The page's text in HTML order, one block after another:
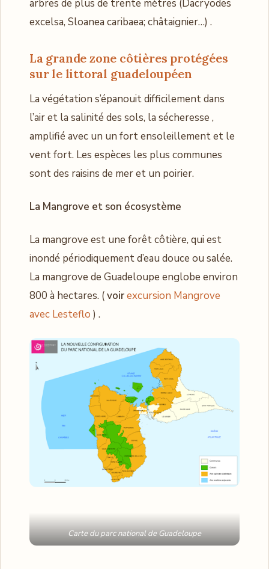
arbres de plus de trente mètres (Dacryodes
excelsa, Sloanea caribaea; châtaignier…) .
La grande zone côtières protégées
sur le littoral guadeloupéen
La végétation s’épanouit difficilement dans
l’air et la salinité des sols, la sécheresse ,
amplifié avec un un fort ensoleillement et le
vent fort. Les espèces les plus communes
sont des raisins de mer et un poirier.
La Mangrove et son écosystème
La mangrove est une forêt côtière, qui est
inondé périodiquement d’eau douce ou salée.
La mangrove de Guadeloupe englobe environ
800 à hectares. (voirexcursion Mangrove
avec Lesteflo ) .
Carte du parc national de Guadeloupe